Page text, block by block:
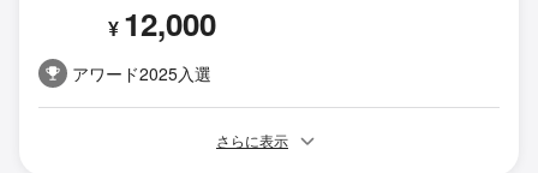
¥ 12,000
アワード2025入選
さらに表示